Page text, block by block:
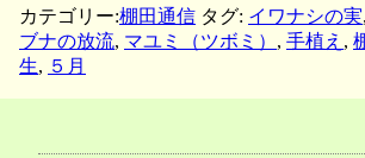
カテゴリー:棚田通信 タグ: イワナシの実,
ブナの放流, マユミ（ツボミ） , 手植え ,
生, ５月